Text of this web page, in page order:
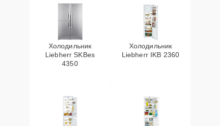
Холодильник
Liebherr SKBes
4350
Холодильник
Liebherr IKB 2360